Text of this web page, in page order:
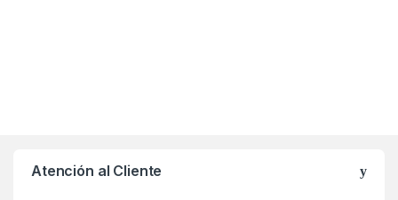
Atención al Cliente